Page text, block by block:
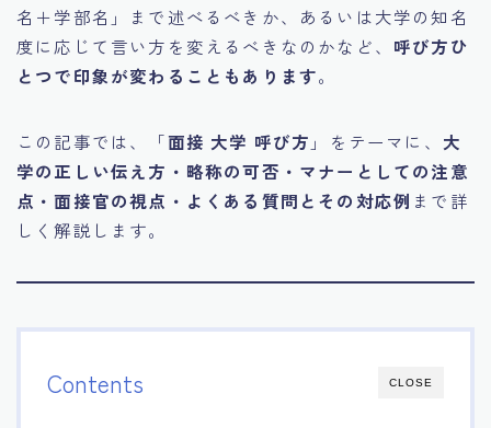
16.エージェントと良好な関係を築く方法
17.面接でブランクを効果的に伝える方法
18.転職後の職場に適応するためのヒント
名＋学部名」まで述べるべきか、あるいは大学の知名
度に応じて言い方を変えるべきなのかなど、 呼び方ひ
とつで印象が変わることもあります。
この記事では、「面接 大学 呼び方 」をテーマに、 大
学の正しい伝え方・略称の可否・マナーとしての注意
点・面接官の視点・よくある質問とその対応例 まで詳
しく解説します。
CLOSE
Contents